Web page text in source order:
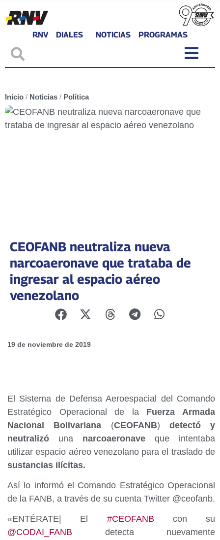
RNV DIALES NOTICIAS PROGRAMAS
Inicio / Noticias / Política
CEOFANB neutraliza nueva
narcoaeronave que trataba de
ingresar al espacio aéreo
venezolano
19 de noviembre de 2019
El Sistema de Defensa Aeroespacial del Comando
Estratégico Operacional de la Fuerza Armada
Nacional Bolivariana (CEOFANB) detectó y
neutralizó una narcoaeronave que intentaba
utilizar espacio aéreo venezolano para el traslado de
sustancias ilícitas.
Así lo informó el Comando Estratégico Operacional
de la FANB, a través de su cuenta Twitter @ceofanb.
«ENTÉRATE| El #CEOFANB con su
@CODAI_FANB detecta nuevamente